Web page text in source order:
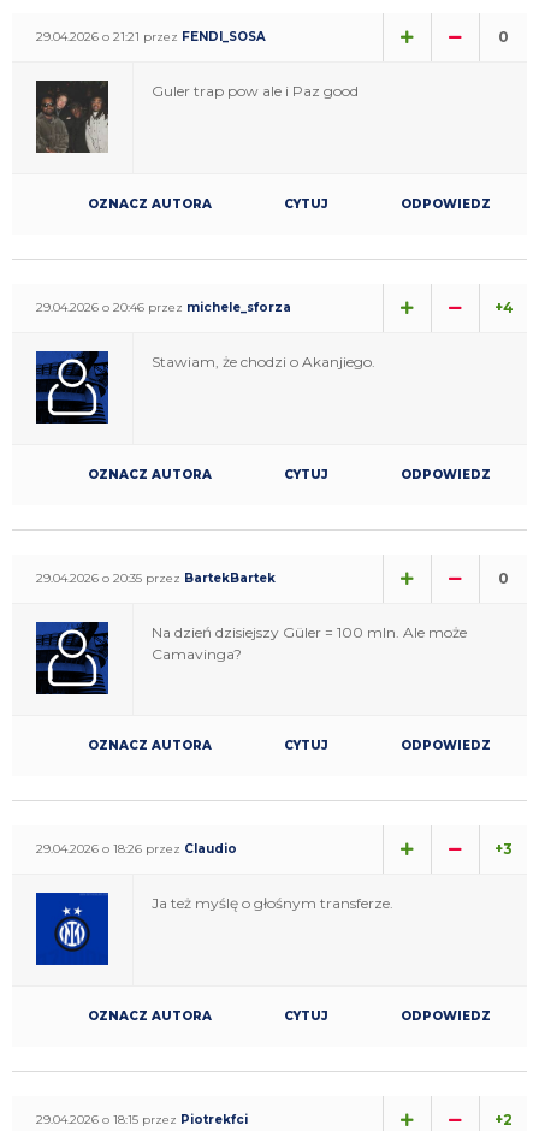
29.04.2026 o 21:21 przez FENDI_SOSA 0
Guler trap pow ale i Paz good
OZNACZ AUTORA CYTUJ ODPOWIEDZ
29.04.2026 o 20:46 przez michele_sforza +4
Stawiam, że chodzi o Akanjiego.
OZNACZ AUTORA CYTUJ ODPOWIEDZ
29.04.2026 o 20:35 przez BartekBartek 0
Na dzień dzisiejszy Güler = 100 mln. Ale może
Camavinga?
OZNACZ AUTORA CYTUJ ODPOWIEDZ
29.04.2026 o 18:26 przez Claudio +3
Ja też myślę o głośnym transferze.
OZNACZ AUTORA CYTUJ ODPOWIEDZ
29.04.2026 o 18:15 przez Piotrekfci +2